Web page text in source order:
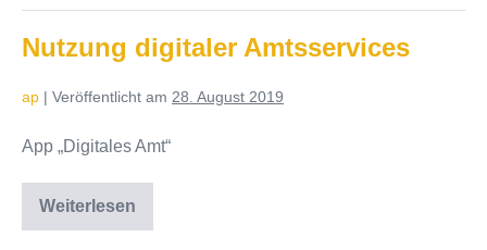
in
Teilen
Österreich
verursacht
Nutzung digitaler Amtsservices
ap | Veröffentlicht am 28. August 2019
App „Digitales Amt“
Weiterlesen
Nutzung
digitaler